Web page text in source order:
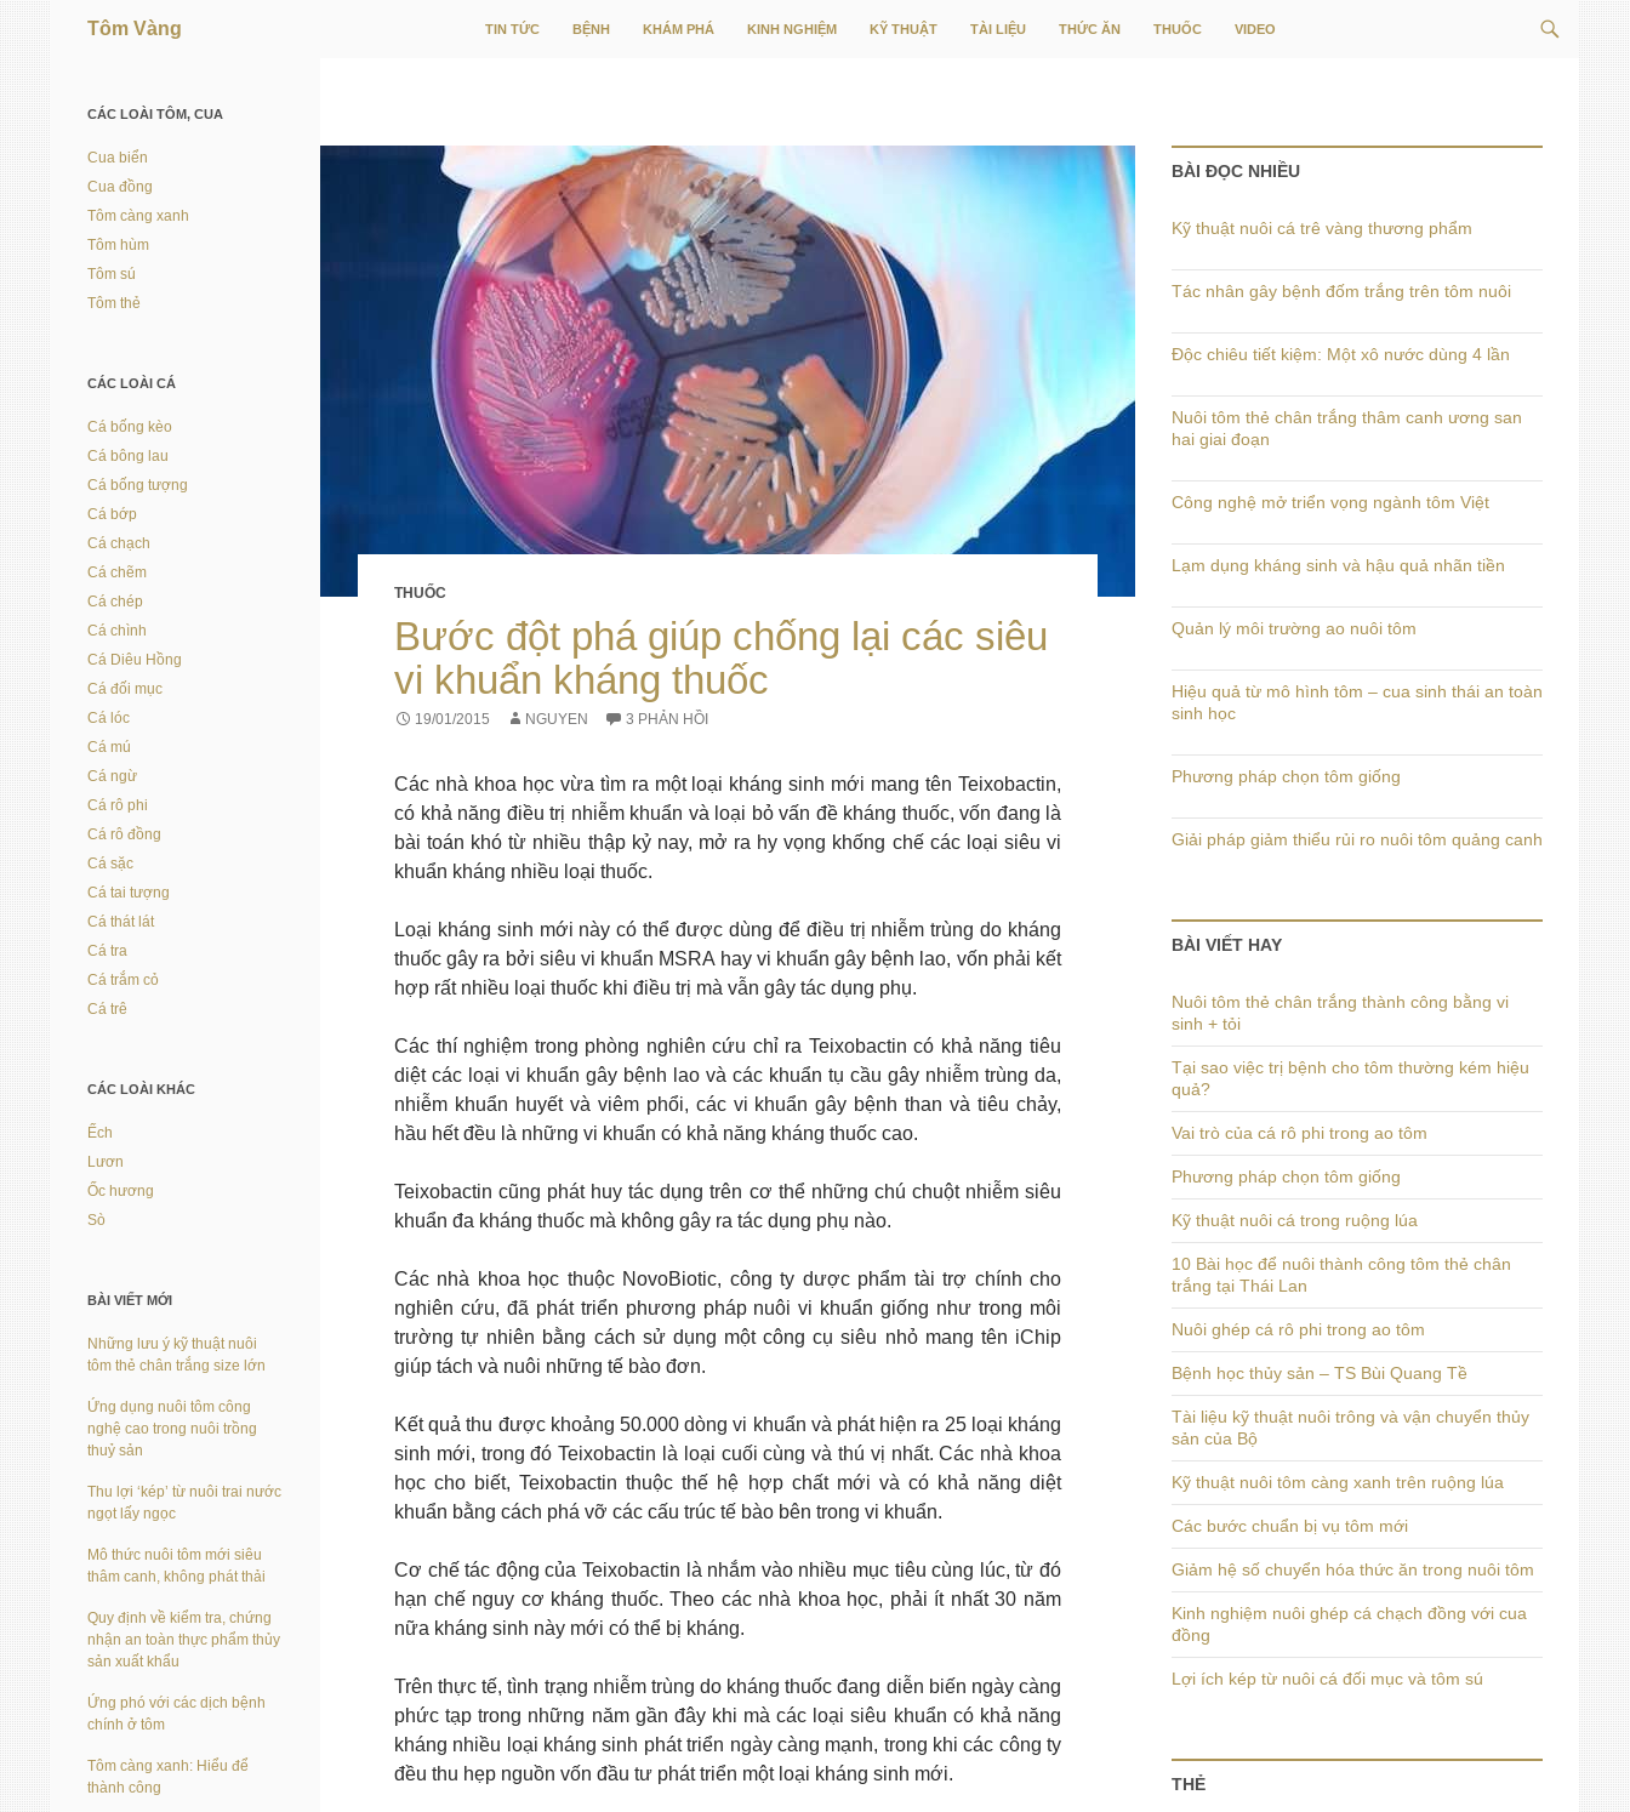
Tôm Vàng
kiếm
TIN TỨC
BỆNH KHÁM PHÁ KINH NGHIỆM KỸ THUẬT TÀI LIỆU THỨC ĂN THUỐC VIDEO
THUỐC
Bước đột phá giúp chống lại các siêu
vi khuẩn kháng thuốc
19/01/2015 NGUYEN 3 PHẢN HỒI
Các nhà khoa học vừa tìm ra một loại kháng sinh mới mang tên Teixobactin,
có khả năng điều trị nhiễm khuẩn và loại bỏ vấn đề kháng thuốc, vốn đang là
bài toán khó từ nhiều thập kỷ nay, mở ra hy vọng khống chế các loại siêu vi
khuẩn kháng nhiều loại thuốc.
Loại kháng sinh mới này có thể được dùng để điều trị nhiễm trùng do kháng
thuốc gây ra bởi siêu vi khuẩn MSRA hay vi khuẩn gây bệnh lao, vốn phải kết
hợp rất nhiều loại thuốc khi điều trị mà vẫn gây tác dụng phụ.
Các thí nghiệm trong phòng nghiên cứu chỉ ra Teixobactin có khả năng tiêu
diệt các loại vi khuẩn gây bệnh lao và các khuẩn tụ cầu gây nhiễm trùng da,
nhiễm khuẩn huyết và viêm phổi, các vi khuẩn gây bệnh than và tiêu chảy,
hầu hết đều là những vi khuẩn có khả năng kháng thuốc cao.
Teixobactin cũng phát huy tác dụng trên cơ thể những chú chuột nhiễm siêu
khuẩn đa kháng thuốc mà không gây ra tác dụng phụ nào.
Các nhà khoa học thuộc NovoBiotic, công ty dược phẩm tài trợ chính cho
nghiên cứu, đã phát triển phương pháp nuôi vi khuẩn giống như trong môi
trường tự nhiên bằng cách sử dụng một công cụ siêu nhỏ mang tên iChip
giúp tách và nuôi những tế bào đơn.
Kết quả thu được khoảng 50.000 dòng vi khuẩn và phát hiện ra 25 loại kháng
sinh mới, trong đó Teixobactin là loại cuối cùng và thú vị nhất. Các nhà khoa
học cho biết, Teixobactin thuộc thế hệ hợp chất mới và có khả năng diệt
khuẩn bằng cách phá vỡ các cấu trúc tế bào bên trong vi khuẩn.
Cơ chế tác động của Teixobactin là nhắm vào nhiều mục tiêu cùng lúc, từ đó
hạn chế nguy cơ kháng thuốc. Theo các nhà khoa học, phải ít nhất 30 năm
nữa kháng sinh này mới có thể bị kháng.
Trên thực tế, tình trạng nhiễm trùng do kháng thuốc đang diễn biến ngày càng
phức tạp trong những năm gần đây khi mà các loại siêu khuẩn có khả năng
kháng nhiều loại kháng sinh phát triển ngày càng mạnh, trong khi các công ty
đều thu hẹp nguồn vốn đầu tư phát triển một loại kháng sinh mới.
BÀI ĐỌC NHIỀU
Kỹ thuật nuôi cá trê vàng thương phẩm
Tác nhân gây bệnh đốm trắng trên tôm nuôi
Độc chiêu tiết kiệm: Một xô nước dùng 4 lần
Nuôi tôm thẻ chân trắng thâm canh ương san
hai giai đoạn
Công nghệ mở triển vọng ngành tôm Việt
Lạm dụng kháng sinh và hậu quả nhãn tiền
Quản lý môi trường ao nuôi tôm
Hiệu quả từ mô hình tôm – cua sinh thái an toàn
sinh học
Phương pháp chọn tôm giống
Giải pháp giảm thiểu rủi ro nuôi tôm quảng canh
BÀI VIẾT HAY
Nuôi tôm thẻ chân trắng thành công bằng vi
sinh + tỏi
Tại sao việc trị bệnh cho tôm thường kém hiệu
quả?
Vai trò của cá rô phi trong ao tôm
Phương pháp chọn tôm giống
Kỹ thuật nuôi cá trong ruộng lúa
10 Bài học để nuôi thành công tôm thẻ chân
trắng tại Thái Lan
Nuôi ghép cá rô phi trong ao tôm
Bệnh học thủy sản – TS Bùi Quang Tề
Tài liệu kỹ thuật nuôi trông và vận chuyển thủy
sản của Bộ
Kỹ thuật nuôi tôm càng xanh trên ruộng lúa
Các bước chuẩn bị vụ tôm mới
Giảm hệ số chuyển hóa thức ăn trong nuôi tôm
Kinh nghiệm nuôi ghép cá chạch đồng với cua
đồng
Lợi ích kép từ nuôi cá đối mục và tôm sú
THẺ
CÁC LOÀI TÔM, CUA
Cua biển
Cua đồng
Tôm càng xanh
Tôm hùm
Tôm sú
Tôm thẻ
CÁC LOÀI CÁ
Cá bống kèo
Cá bông lau
Cá bống tượng
Cá bớp
Cá chạch
Cá chẽm
Cá chép
Cá chình
Cá Diêu Hồng
Cá đối mục
Cá lóc
Cá mú
Cá ngừ
Cá rô phi
Cá rô đồng
Cá sặc
Cá tai tượng
Cá thát lát
Cá tra
Cá trắm cỏ
Cá trê
CÁC LOÀI KHÁC
Ếch
Lươn
Ốc hương
Sò
BÀI VIẾT MỚI
Những lưu ý kỹ thuật nuôi
tôm thẻ chân trắng size lớn
Ứng dụng nuôi tôm công
nghệ cao trong nuôi trồng
thuỷ sản
Thu lợi ‘kép’ từ nuôi trai nước
ngọt lấy ngọc
Mô thức nuôi tôm mới siêu
thâm canh, không phát thải
Quy định về kiểm tra, chứng
nhận an toàn thực phẩm thủy
sản xuất khẩu
Ứng phó với các dịch bệnh
chính ở tôm
Tôm càng xanh: Hiểu để
thành công